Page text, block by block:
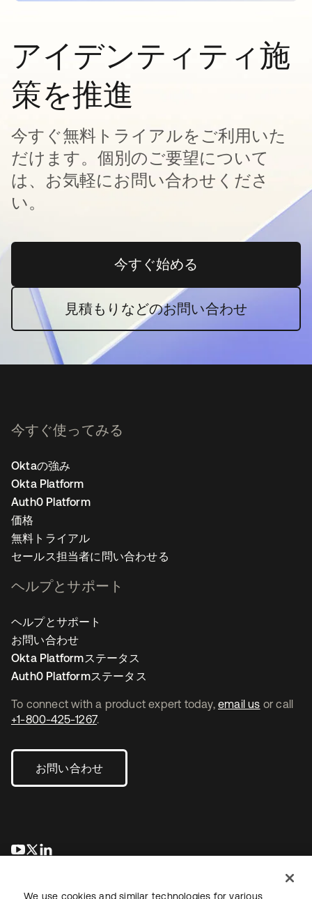
アイデンティティ施
策を推進
今すぐ無料トライアルをご利用いた
だけます。個別のご要望について
は、お気軽にお問い合わせくださ
い。
今すぐ始める新しいタブで開く
見積もりなどのお問い合わせ
To connect with a product expert today, email us or call
+1-800-425-1267.
お問い合わせ
新しいタブで開く
新しいタブで開く
今すぐ使ってみる
Oktaの強み
Okta Platform
Auth0 Platform
価格
無料トライアル
セールス担当者に問い合わせる
ヘルプとサポート
ヘルプとサポート
お問い合わせ
Okta Platformステータス
Auth0 Platformステータス
We use cookies and similar technologies for various